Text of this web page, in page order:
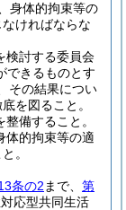
身体的拘束等の
ければならな
検討する委員会
できるものとす
その結果につい
を図ること。
備すること。
体的拘束等の適
。
条の2 まで、 第
応型共同生活